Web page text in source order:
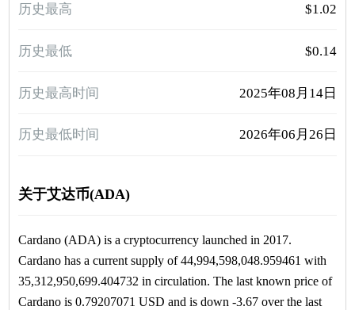
历史最高 $1.02
历史最低 $0.14
历史最高时间 2025年08月14日
历史最低时间 2026年06月26日
关于艾达币(ADA)
Cardano (ADA) is a cryptocurrency launched in 2017.
Cardano has a current supply of 44,994,598,048.959461 with
35,312,950,699.404732 in circulation. The last known price of
Cardano is 0.79207071 USD and is down -3.67 over the last